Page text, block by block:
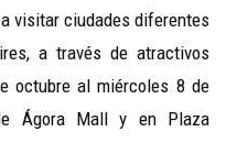
visitar ciudades diferentes
a través de atractivos
octubre al miércoles 8 de
Ágora Mall y en Plaza